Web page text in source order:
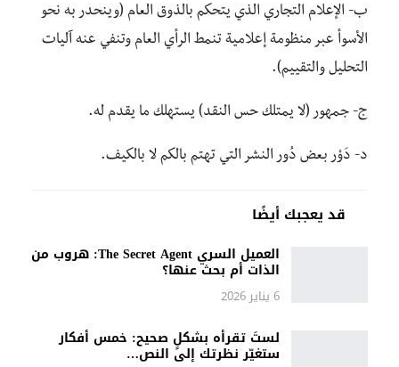
ب- الإعلام التجاري الذي يتحكم بالذوق العام (وينحدر به نحو
الأسوأ عبر منظومة إعلامية تنمط الرأي العام وتنفي عنه آليات
التحليل والتقييم).
ج- جمهور (لا يمتلك حس النقد) يستهلك ما يقدم له.
د- دَوْر بعض دُور النشر التي تهتم بالكم لا بالكيف.
قد يعجبك أيضًا
العميل السري The Secret Agent: هروب من
الذات أم بحث عنها؟
6 يناير 2026
لستَ تقرأه بشكلٍ صحيح: خمس أفكار
ستغيّر نظرتك إلى النص…